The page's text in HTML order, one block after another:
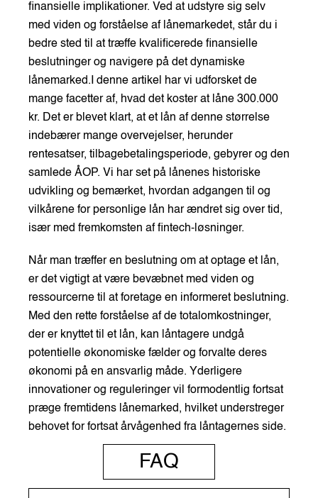
finansielle implikationer. Ved at udstyre sig selv
med viden og forståelse af lånemarkedet, står du i
bedre sted til at træffe kvalificerede finansielle
beslutninger og navigere på det dynamiske
lånemarked.I denne artikel har vi udforsket de
mange facetter af, hvad det koster at låne 300.000
kr. Det er blevet klart, at et lån af denne størrelse
indebærer mange overvejelser, herunder
rentesatser, tilbagebetalingsperiode, gebyrer og den
samlede ÅOP. Vi har set på lånenes historiske
udvikling og bemærket, hvordan adgangen til og
vilkårene for personlige lån har ændret sig over tid,
især med fremkomsten af fintech-løsninger.
Når man træffer en beslutning om at optage et lån,
er det vigtigt at være bevæbnet med viden og
ressourcerne til at foretage en informeret beslutning.
Med den rette forståelse af de totalomkostninger,
der er knyttet til et lån, kan låntagere undgå
potentielle økonomiske fælder og forvalte deres
økonomi på en ansvarlig måde. Yderligere
innovationer og reguleringer vil formodentlig fortsat
præge fremtidens lånemarked, hvilket understreger
behovet for fortsat årvågenhed fra låntagernes side.
FAQ